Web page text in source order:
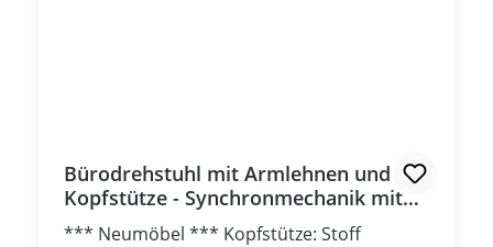
Bürodrehstuhl mit Armlehnen und
Kopfstütze - Synchronmechanik mit
automatischer Federkrafteinstellung
*** Neumöbel *** Kopfstütze: Stoff